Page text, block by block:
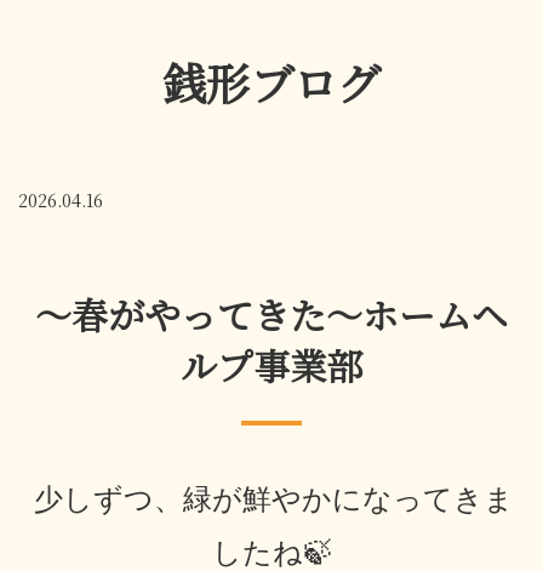
銭形ブログ
2026.04.16
～春がやってきた～ホームヘ
ルプ事業部
少しずつ、緑が鮮やかになってきま
したね🍃